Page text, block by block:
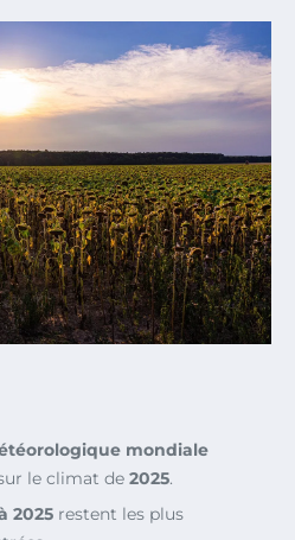
mondiale
le climat de 2025.
2025 restent les plus